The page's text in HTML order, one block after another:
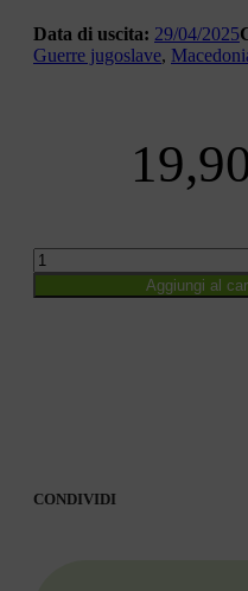
Data di uscita: 29/04/2025
Guerre jugoslave,
C'ERA
UNA
Aggiungi al
CONDIVIDI